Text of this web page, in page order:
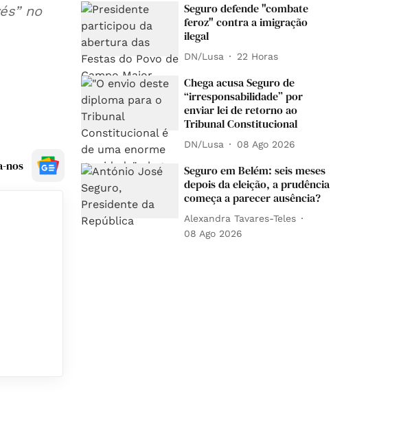
no
nos
Seguro defende "combate
feroz" contra a imigração
ilegal
DN/Lusa 22 Horas
Chega acusa Seguro de
“irresponsabilidade” por
enviar lei de retorno ao
Tribunal Constitucional
DN/Lusa 08 Ago 2026
Seguro em Belém: seis meses
depois da eleição, a prudência
começa a parecer ausência?
Alexandra Tavares-Teles
08 Ago 2026